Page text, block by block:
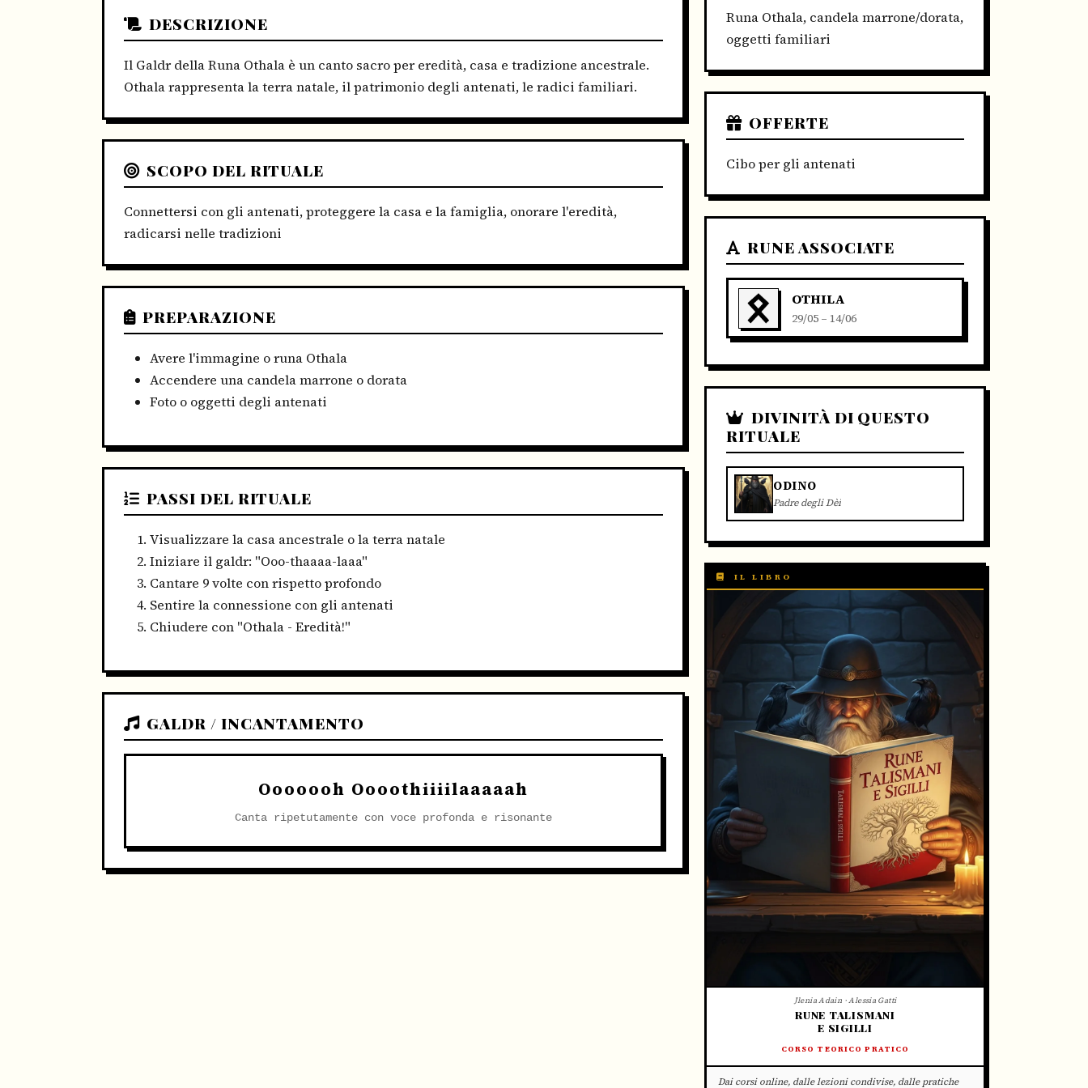
DESCRIZIONE
Il Galdr della Runa Othala è un canto sacro per eredità, casa e tradizione ancestrale.
Othala rappresenta la terra natale, il patrimonio degli antenati, le radici familiari.
SCOPO DEL RITUALE
Connettersi con gli antenati, proteggere la casa e la famiglia, onorare l'eredità,
radicarsi nelle tradizioni
PREPARAZIONE
Avere l'immagine o runa Othala
Accendere una candela marrone o dorata
Foto o oggetti degli antenati
PASSI DEL RITUALE
Visualizzare la casa ancestrale o la terra natale
Iniziare il galdr: "Ooo-thaaaa-laaa"
Cantare 9 volte con rispetto profondo
Sentire la connessione con gli antenati
Chiudere con "Othala - Eredità!"
GALDR / INCANTAMENTO
Ooooooh Oooothiiiilaaaaah
Canta ripetutamente con voce profonda e risonante
Runa Othala, candela marrone/dorata,
oggetti familiari
OFFERTE
Cibo per gli antenati
RUNE ASSOCIATE
OTHILA
29/05 – 14/06
DIVINITÀ DI QUESTO
RITUALE
ODINO
Padre degli Dèi
IL LIBRO
Jlenia Adain · Alessia Gatti
RUNE TALISMANI
E SIGILLI
CORSO TEORICO PRATICO
Dai corsi online, dalle lezioni condivise, dalle pratiche